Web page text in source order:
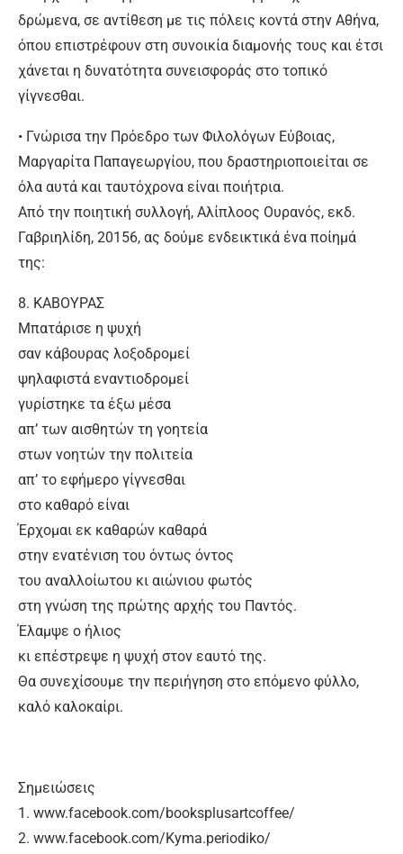
δρώμενα, σε αντίθεση με τις πόλεις κοντά στην Αθήνα,
όπου επιστρέφουν στη συνοικία διαμονής τους και έτσι
χάνεται η δυνατότητα συνεισφοράς στο τοπικό
γίγνεσθαι.
• Γνώρισα την Πρόεδρο των Φιλολόγων Εύβοιας,
Μαργαρίτα Παπαγεωργίου, που δραστηριοποιείται σε
όλα αυτά και ταυτόχρονα είναι ποιήτρια.
Από την ποιητική συλλογή, Αλίπλοος Ουρανός, εκδ.
Γαβριηλίδη, 20156, ας δούμε ενδεικτικά ένα ποίημά
της:
8. ΚΑΒΟΥΡΑΣ
Μπατάρισε η ψυχή
σαν κάβουρας λοξοδρομεί
ψηλαφιστά εναντιοδρομεί
γυρίστηκε τα έξω μέσα
απ’ των αισθητών τη γοητεία
στων νοητών την πολιτεία
απ’ το εφήμερο γίγνεσθαι
στο καθαρό είναι
Έρχομαι εκ καθαρών καθαρά
στην ενατένιση του όντως όντος
του αναλλοίωτου κι αιώνιου φωτός
στη γνώση της πρώτης αρχής του Παντός.
Έλαμψε ο ήλιος
κι επέστρεψε η ψυχή στον εαυτό της.
Θα συνεχίσουμε την περιήγηση στο επόμενο φύλλο,
καλό καλοκαίρι.
Σημειώσεις
1. www.facebook.com/booksplusartcoffee/
2. www.facebook.com/Kyma.periodiko/